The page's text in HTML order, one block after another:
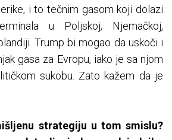
i to tečnim gasom koji dolazi
u Poljskoj, Njemačkoj,
Trump bi mogao da uskoči i
gasa za Evropu, iako je sa njom
sukobu. Zato kažem da je
strategiju u tom smislu?